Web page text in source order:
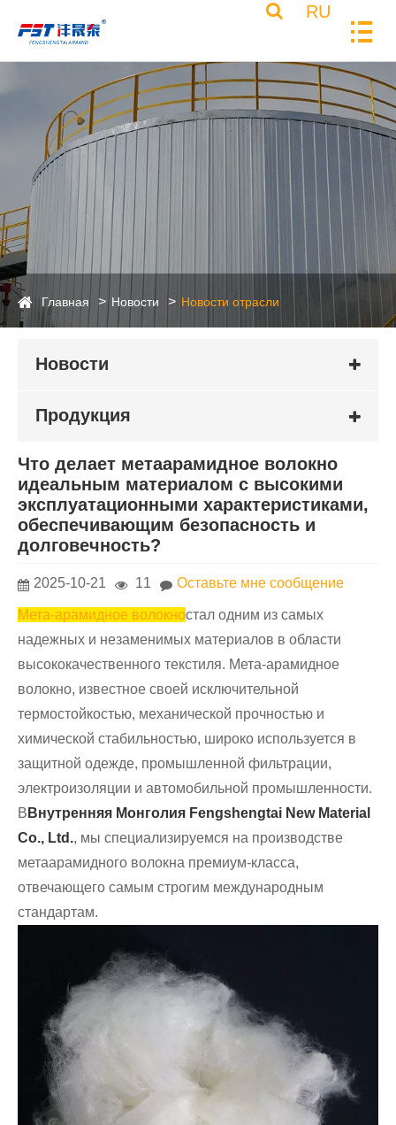
RU
Главная Новости Новости отрасли
Новости
Продукция
Что делает метаарамидное волокно
идеальным материалом с высокими
эксплуатационными характеристиками,
обеспечивающим безопасность и
долговечность?
2025-10-21 11 Оставьте мне сообщение
Мета-арамидное волокностал одним из самых
надежных и незаменимых материалов в области
высококачественного текстиля. Мета-арамидное
волокно, известное своей исключительной
термостойкостью, механической прочностью и
химической стабильностью, широко используется в
защитной одежде, промышленной фильтрации,
электроизоляции и автомобильной промышленности.
В Внутренняя Монголия Fengshengtai New Material
Co., Ltd., мы специализируемся на производстве
метаарамидного волокна премиум-класса,
отвечающего самым строгим международным
стандартам.